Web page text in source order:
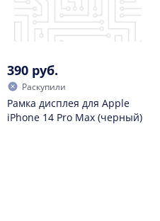
390 руб.
Раскупили
Рамка дисплея для Apple
iPhone 14 Pro Max (черный)